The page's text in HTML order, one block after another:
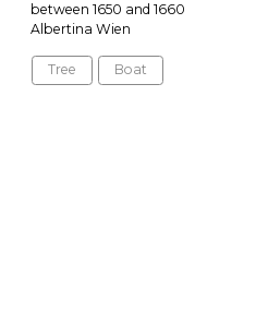
between 1650 and 1660
Albertina Wien
Tree Boat